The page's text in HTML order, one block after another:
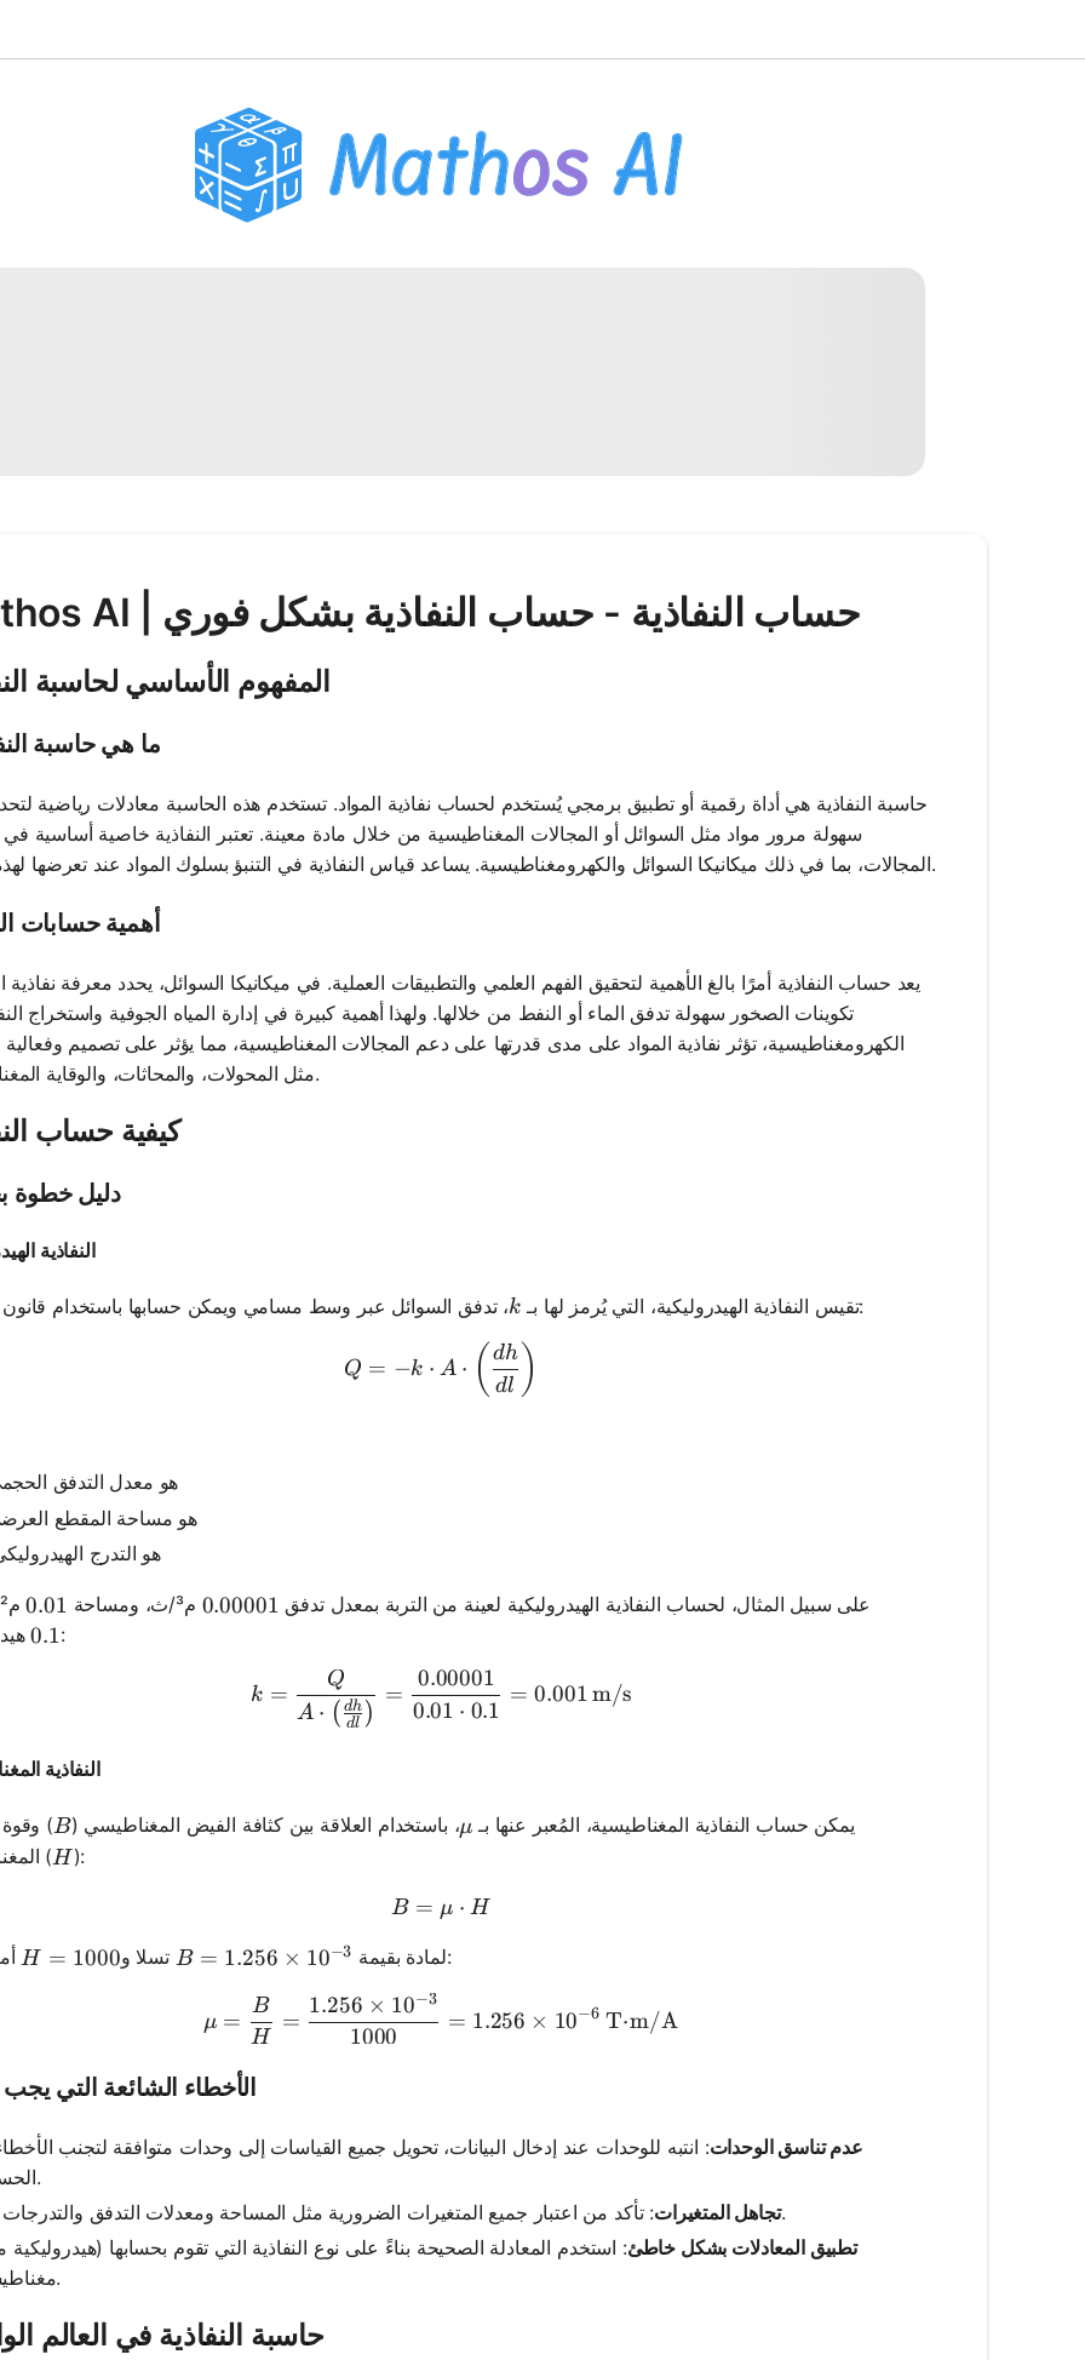
Mathos AI | حساب النفاذية - حساب النفاذية بشكل فوري
المفهوم الأساسي لحاسبة
ما هي حاسبة
حاسبة النفاذية هي أداة رقمية أو تطبيق برمجي يُستخدم لحساب نفاذية المواد. تستخدم هذه الحاسبة معادلات رياضية
سهولة مرور مواد مثل السوائل أو المجالات المغناطيسية من خلال مادة معينة. تعتبر النفاذية خاصية أساسية
المجالات، بما في ذلك ميكانيكا السوائل والكهرومغناطيسية. يساعد قياس النفاذية في التنبؤ بسلوك المواد عند تعرضها لهذه المواد.
أهمية حسابات
يعد حساب النفاذية أمرًا بالغ الأهمية لتحقيق الفهم العلمي والتطبيقات العملية. في ميكانيكا السوائل، يحدد معرفة نفاذية
تكوينات الصخور سهولة تدفق الماء أو النفط من خلالها. ولهذا أهمية كبيرة في إدارة المياه الجوفية واستخراج
الكهرومغناطيسية، تؤثر نفاذية المواد على مدى قدرتها على دعم المجالات المغناطيسية، مما يؤثر على تصميم وفعالية
مثل المحولات، والمحاثات، والوقاية المغناطيسية.
كيفية حساب
دليل خطوة
النفاذية
تقيس النفاذية الهيدروليكية، التي يُرمز لها بـ k
k ، تدفق السوائل عبر وسط مسامي ويمكن حسابها باستخدام قانون دارسي:
Q = -k \cdot A \cdot \left(\frac{dh}{dl}\right)
Q = −k ⋅ A ⋅ ( dl
dh )
هو معدل التدفق
هو مساحة المقطع
هو التدرج
على سبيل المثال، لحساب النفاذية الهيدروليكية لعينة من التربة بمعدل تدفق 0.00001
0.00001 م³/ث، ومساحة 0.01
0.01
هيدروليكي0.1
0.1:
k = \frac{Q}{A \cdot \left(\frac{dh}{dl}\right)} =
k =
A ⋅ ( dl
dh )
Q
=
0.01 ⋅ 0.1
0.00001
= 0.001 m/s
النفاذية
يمكن حساب النفاذية المغناطيسية، المُعبر عنها بـ
\mu
μ، باستخدام العلاقة بين كثافة الفيض المغناطيسي (B
B
)
المغناطيسي (H
H ):
B = \mu \cdot H
B = μ ⋅ H
لمادة بقيمة
B = 1.256 \times 10^{-3}
B = 1.256 × 10−3 تسلا و H = 1000
H = 1000 أمبير/متر:
\mu = \frac{B}{H} = \frac{1.256 \times 10^{-3}}{1000} =
μ =
H
B
=
1000
1.256 × 10−3
= 1.256 × 10−6 T⋅m/A
الأخطاء الشائعة التي يجب
عدم تناسق الوحدات: انتبه للوحدات عند إدخال البيانات، تحويل جميع القياسات إلى وحدات متوافقة لتجنب
الحسابات.
تجاهل المتغيرات: تأكد من اعتبار جميع المتغيرات الضرورية مثل المساحة ومعدلات التدفق والتدرجات بدقة.
تطبيق المعادلات بشكل خاطئ: استخدم المعادلة الصحيحة بناءً على نوع النفاذية التي تقوم بحسابها (هيدروليكية
مغناطيسية).
حاسبة النفاذية في العالم